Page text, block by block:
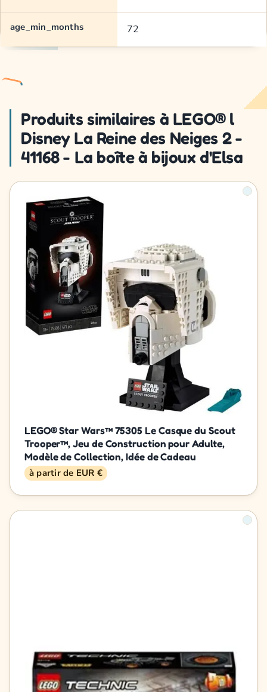
age_min_months 72
Produits similaires à LEGO® l
Disney La Reine des Neiges 2 -
41168 - La boîte à bijoux d'Elsa
LEGO® Star Wars™ 75305 Le Casque du Scout
Trooper™, Jeu de Construction pour Adulte,
Modèle de Collection, Idée de Cadeau
à partir de EUR €